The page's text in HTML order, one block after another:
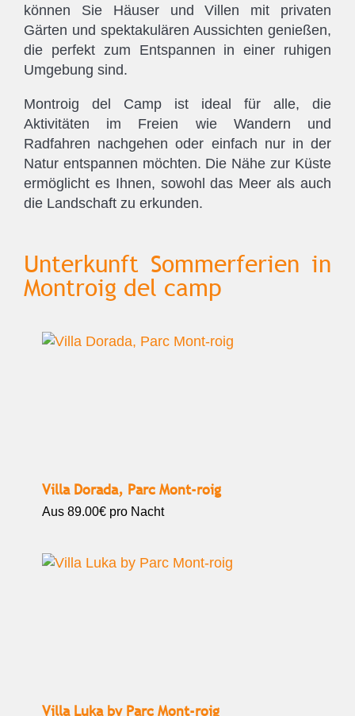
können Sie Häuser und Villen mit privaten
Gärten und spektakulären Aussichten genießen,
die perfekt zum Entspannen in einer ruhigen
Umgebung sind.
Montroig del Camp ist ideal für alle, die
Aktivitäten im Freien wie Wandern und
Radfahren nachgehen oder einfach nur in der
Natur entspannen möchten. Die Nähe zur Küste
ermöglicht es Ihnen, sowohl das Meer als auch
die Landschaft zu erkunden.
Unterkunft Sommerferien in
Montroig del camp
Villa Dorada, Parc Mont-roig
Aus 89.00€pro Nacht
Villa Luka by Parc Mont-roig